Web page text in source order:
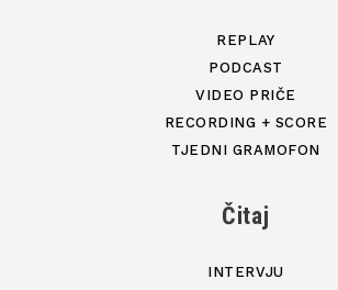
REPLAY
PODCAST
VIDEO PRIČE
RECORDING + SCORE
TJEDNI GRAMOFON
Čitaj
INTERVJU